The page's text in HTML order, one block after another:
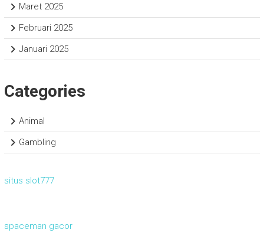
Maret 2025
Februari 2025
Januari 2025
Categories
Animal
Gambling
situs slot777
spaceman gacor